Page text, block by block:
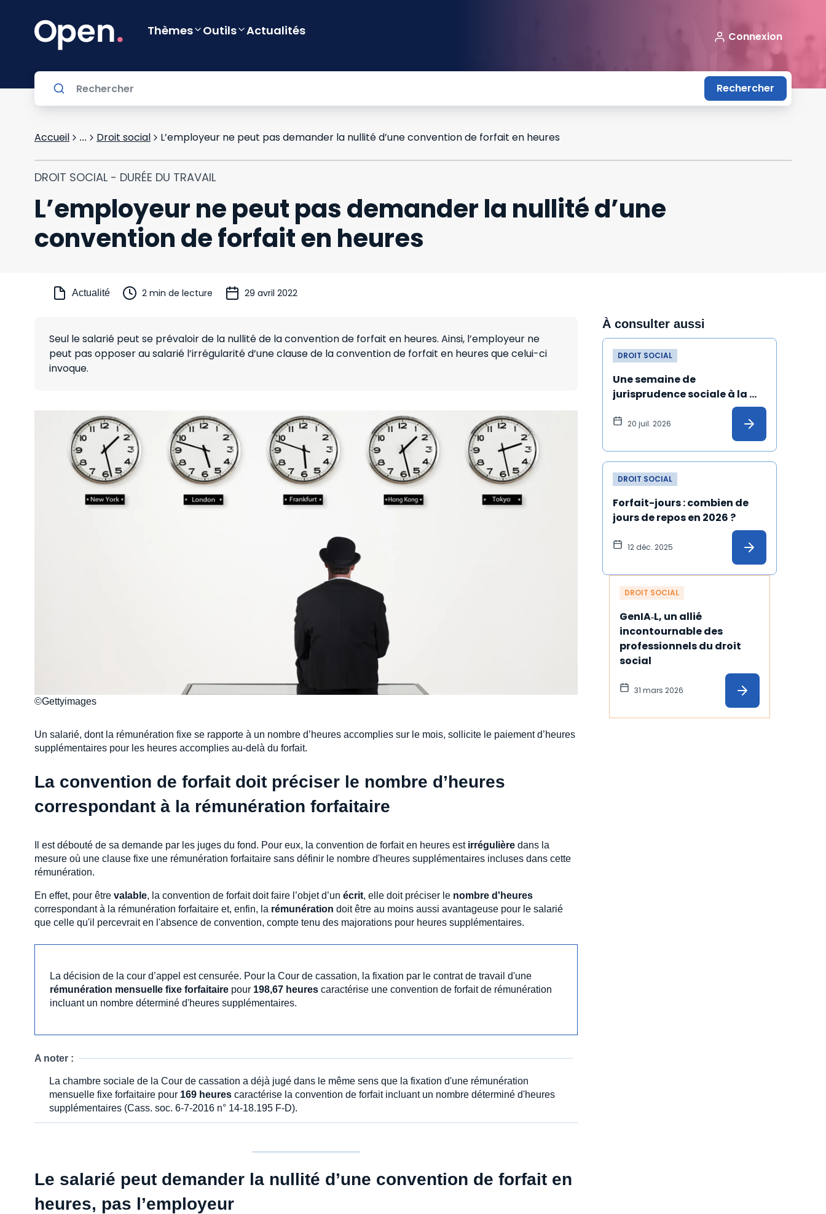
Thèmes Outils Actualités Connexion
Rechercher
Accueil ... Droit social L’employeur ne peut pas demander la nullité d’une convention de forfait en heures
DROIT SOCIAL - DURÉE DU TRAVAIL
L’employeur ne peut pas demander la nullité d’une
convention de forfait en heures
Actualité 2 min de lecture 29 avril 2022
Seul le salarié peut se prévaloir de la nullité de la convention de forfait en heures. Ainsi, l’employeur ne
peut pas opposer au salarié l’irrégularité d’une clause de la convention de forfait en heures que celui-ci
invoque.
©Gettyimages
Un salarié, dont la rémunération fixe se rapporte à un nombre d’heures accomplies sur le mois, sollicite le paiement d’heures
supplémentaires pour les heures accomplies au-delà du forfait.
La convention de forfait doit préciser le nombre d’heures
correspondant à la rémunération forfaitaire
Il est débouté de sa demande par les juges du fond. Pour eux, la convention de forfait en heures est irrégulière dans la
mesure où une clause fixe une rémunération forfaitaire sans définir le nombre d'heures supplémentaires incluses dans cette
rémunération.
En effet, pour être valable, la convention de forfait doit faire l’objet d’un écrit, elle doit préciser le nombre d'heures
correspondant à la rémunération forfaitaire et, enfin, la rémunération doit être au moins aussi avantageuse pour le salarié
que celle qu'il percevrait en l'absence de convention, compte tenu des majorations pour heures supplémentaires.
La décision de la cour d’appel est censurée. Pour la Cour de cassation, la fixation par le contrat de travail d'une
rémunération mensuelle fixe forfaitaire pour 198,67 heures caractérise une convention de forfait de rémunération
incluant un nombre déterminé d'heures supplémentaires.
A noter :
La chambre sociale de la Cour de cassation a déjà jugé dans le même sens que la fixation d'une rémunération
mensuelle fixe forfaitaire pour 169 heures caractérise la convention de forfait incluant un nombre déterminé d'heures
supplémentaires (Cass. soc. 6-7-2016 n° 14-18.195 F-D).
Le salarié peut demander la nullité d’une convention de forfait en
heures, pas l’employeur
À consulter aussi
DROIT SOCIAL
Une semaine de
jurisprudence sociale à la
20 juil. 2026
DROIT SOCIAL
Forfait-jours : combien de
jours de repos en 2026 ?
12 déc. 2025
DROIT SOCIAL
GenIA‑L, un allié
incontournable des
professionnels du droit
social
31 mars 2026